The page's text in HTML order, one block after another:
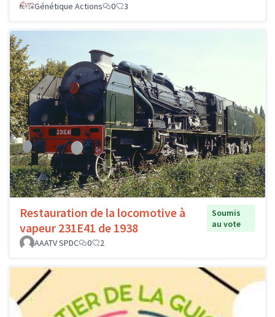
Génétique Actions 0 3
Restauration de la locomotive à
vapeur 231E41 de 1938
Soumis
au vote
AAATV SPDC
0 2